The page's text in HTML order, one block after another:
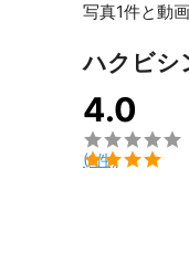
写真1件と動
ハクビシ
4.0


(1件)